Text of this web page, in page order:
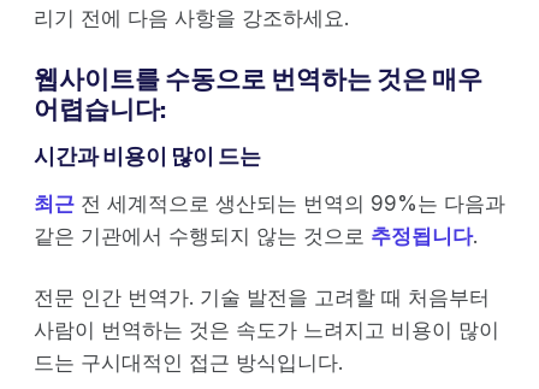
리기 전에 다음 사항을 강조하세요.
웹사이트를 수동으로 번역하는 것은 매우
어렵습니다:
시간과 비용이 많이 드는
최근 전 세계적으로 생산되는 번역의 99%는 다음과
같은 기관에서 수행되지 않는 것으로 추정됩니다.
전문 인간 번역가. 기술 발전을 고려할 때 처음부터
사람이 번역하는 것은 속도가 느려지고 비용이 많이
드는 구시대적인 접근 방식입니다.